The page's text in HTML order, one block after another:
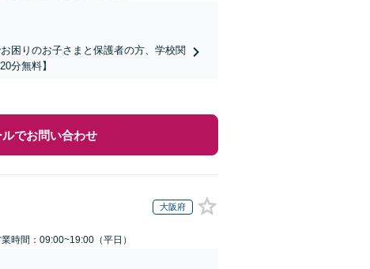
困りのお子さまと保護者の方、学校関
分無料】
ルでお問い合わせ
大阪府
時間：09:00~19:00（平日）